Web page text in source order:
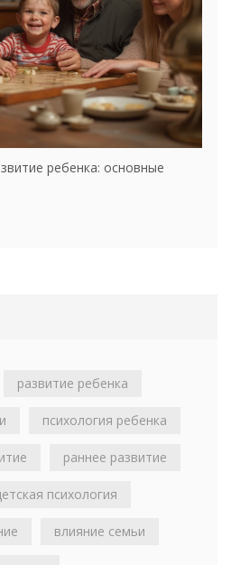
ребенка: основные
развитие ребенка
психология ребенка
раннее развитие
психология
влияние семьи